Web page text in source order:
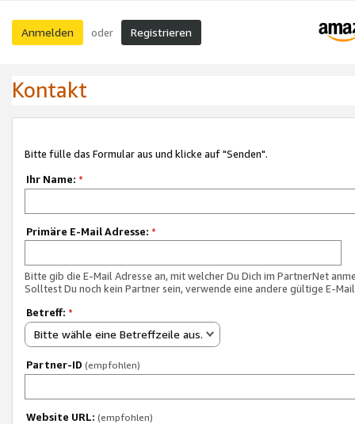
Anmelden oder Registrieren
Kontakt
Bitte fülle das Formular aus und klicke auf "Senden".
Ihr Name: *
Primäre E-Mail Adresse: *
Bitte gib die E-Mail Adresse an, mit welcher Du Dich im PartnerNet
Solltest Du noch kein Partner sein, verwende eine andere gültige E-
Betreff: *
Bitte wähle eine Betreffzeile aus.
Partner-ID (empfohlen)
Website URL: (empfohlen)